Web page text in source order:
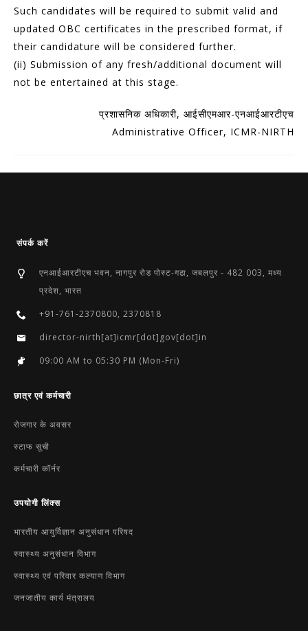
Such candidates will be required to submit valid and
updated OBC certificates in the prescribed format, if
their candidature will be considered further.
(ii) Submission of any fresh/additional document will
not be entertained at this stage.
प्रशासनिक अधिकारी, आईसीएमआर-एनआईआरटीएच
Administrative Officer, ICMR-NIRTH
संपर्क करें
एनआईआरटीएच भवन, नागपुर रोड पोस्ट-गढा, जबलपुर - 482 003, मध्य
प्रदेश, भारत
+91-761-2370800, 2370818
director-nirth[at]icmr[dot]gov[dot]in
09:00 AM to 05:30 PM (Mon-Fri)
छात्र एवं कर्मचारी
रोजगार के अवसर
स्टाफ सूची
कर्मचारी कॉर्नर
उपयोगी लिंक्‍स
भारतीय आयुर्विज्ञान अनुसंधान परिषद
स्‍वास्‍थ्‍य अनुसंधान विभाग
स्‍वास्‍थ्‍य एवं परिवार कल्याण विभाग
जनजातीय कार्य मंत्रालय